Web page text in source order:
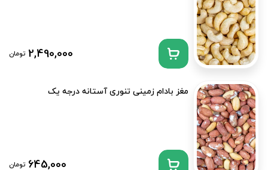
2,490,000 تومان
مغز بادام زمینی تنوری آستانه درجه یک
645,000 تومان